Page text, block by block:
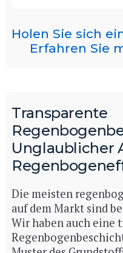
Holen Sie sich
Erfahren Sie
Transparente
Unglaublicher
Die meisten
auf dem Markt sind
Wir haben auch eine